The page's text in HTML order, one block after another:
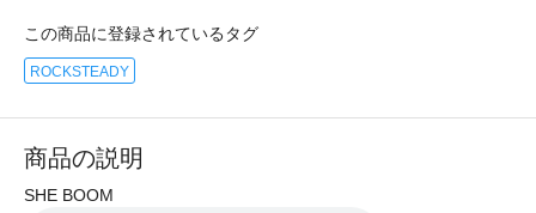
この商品に登録されているタグ
ROCKSTEADY
商品の説明
SHE BOOM